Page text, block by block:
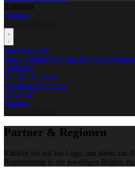
Regionen
Kontakt
Über AzubMe
Unser Produkt Die App für Schüler*innen
Aktuelles
Vertrieb & Preise
Lizenzmodell Preise
Regionen
Kontakt
Partner & Regionen
Klicken Sie auf ein Logo, um direkt zur
Registrierung in der jeweiligen Region zu